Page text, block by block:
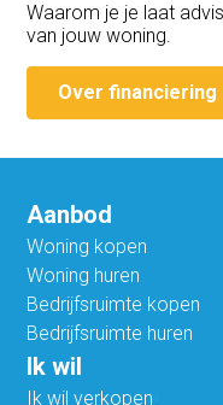
Waarom je je laat
van jouw woning.
Over financiering
Aanbod
Woning kopen
Woning huren
Bedrijfsruimte kopen
Bedrijfsruimte huren
Ik wil
Ik wil verkopen